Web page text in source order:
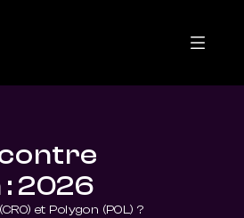
2026
et Polygon (POL) ?